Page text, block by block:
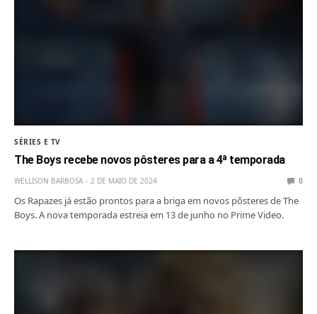
SÉRIES E TV
The Boys recebe novos pôsteres para a 4ª temporada
WELLISON BARBOSA 2 DE MAIO DE 2024 0
Os Rapazes já estão prontos para a briga em novos pôsteres de The
Boys. A nova temporada estreia em 13 de junho no Prime Video.